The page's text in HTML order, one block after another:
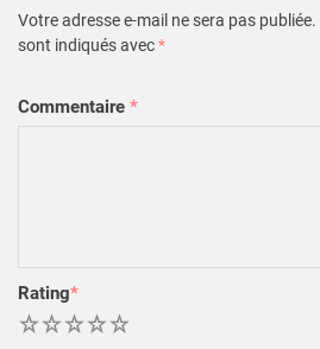
Votre adresse e-mail ne sera pas publiée.
sont indiqués avec*
Commentaire *
Rating*
5
4
3
2